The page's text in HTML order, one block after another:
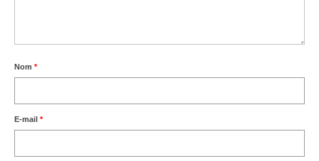
Nom *
E-mail *